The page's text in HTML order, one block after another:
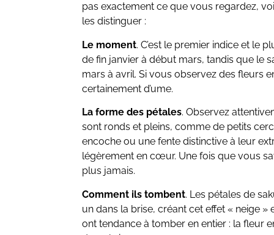
pas exactement ce que vous regardez,
les distinguer :
Le moment. C’est le premier indice et le
de fin janvier à début mars, tandis que le
mars à avril. Si vous observez des fleurs
certainement d’ume.
La forme des pétales. Observez
sont ronds et pleins, comme de petits
encoche ou une fente distinctive à leur
légèrement en cœur. Une fois que vous
plus jamais.
Comment ils tombent. Les pétales de
un dans la brise, créant cet effet « neige »
ont tendance à tomber en entier : la fleur